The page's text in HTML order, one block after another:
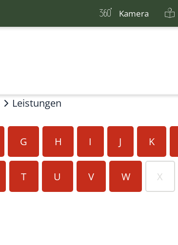
Kamera
Leistungen
G H I J K
T U V W X